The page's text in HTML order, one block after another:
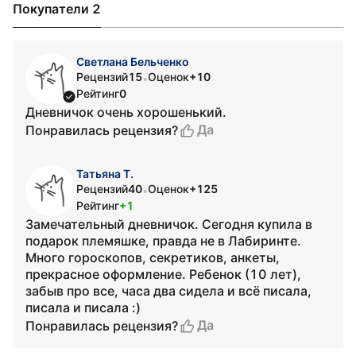
Покупатели 2
Светлана Бельченко
Рецензий15•Оценок+10
Рейтинг0
Дневничок очень хорошенький.
Понравилась рецензия?
Да
Татьяна Т.
Рецензий40•Оценок+125
Рейтинг+1
Замечательный дневничок. Сегодня купила в
подарок племяшке, правда не в Лабиринте.
Много гороскопов, секретиков, анкеты,
прекрасное оформление. Ребенок (10 лет),
забыв про все, часа два сидела и всё писала,
писала и писала :)
Понравилась рецензия?
Да